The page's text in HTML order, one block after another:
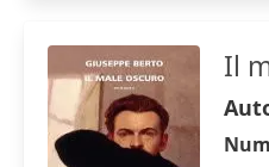
Il